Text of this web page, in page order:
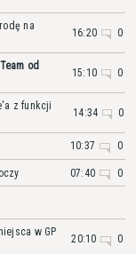
na
16:20 0
od
15:10 0
z funkcji
14:34 0
10:37 0
07:40 0
w GP
20:10 0